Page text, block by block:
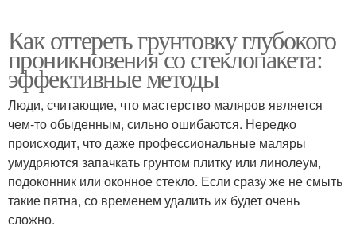
Как оттереть грунтовку глубокого
проникновения со стеклопакета:
эффективные методы
Люди, считающие, что мастерство маляров является
чем-то обыденным, сильно ошибаются. Нередко
происходит, что даже профессиональные маляры
умудряются запачкать грунтом плитку или линолеум,
подоконник или оконное стекло. Если сразу же не смыть
такие пятна, со временем удалить их будет очень
сложно.